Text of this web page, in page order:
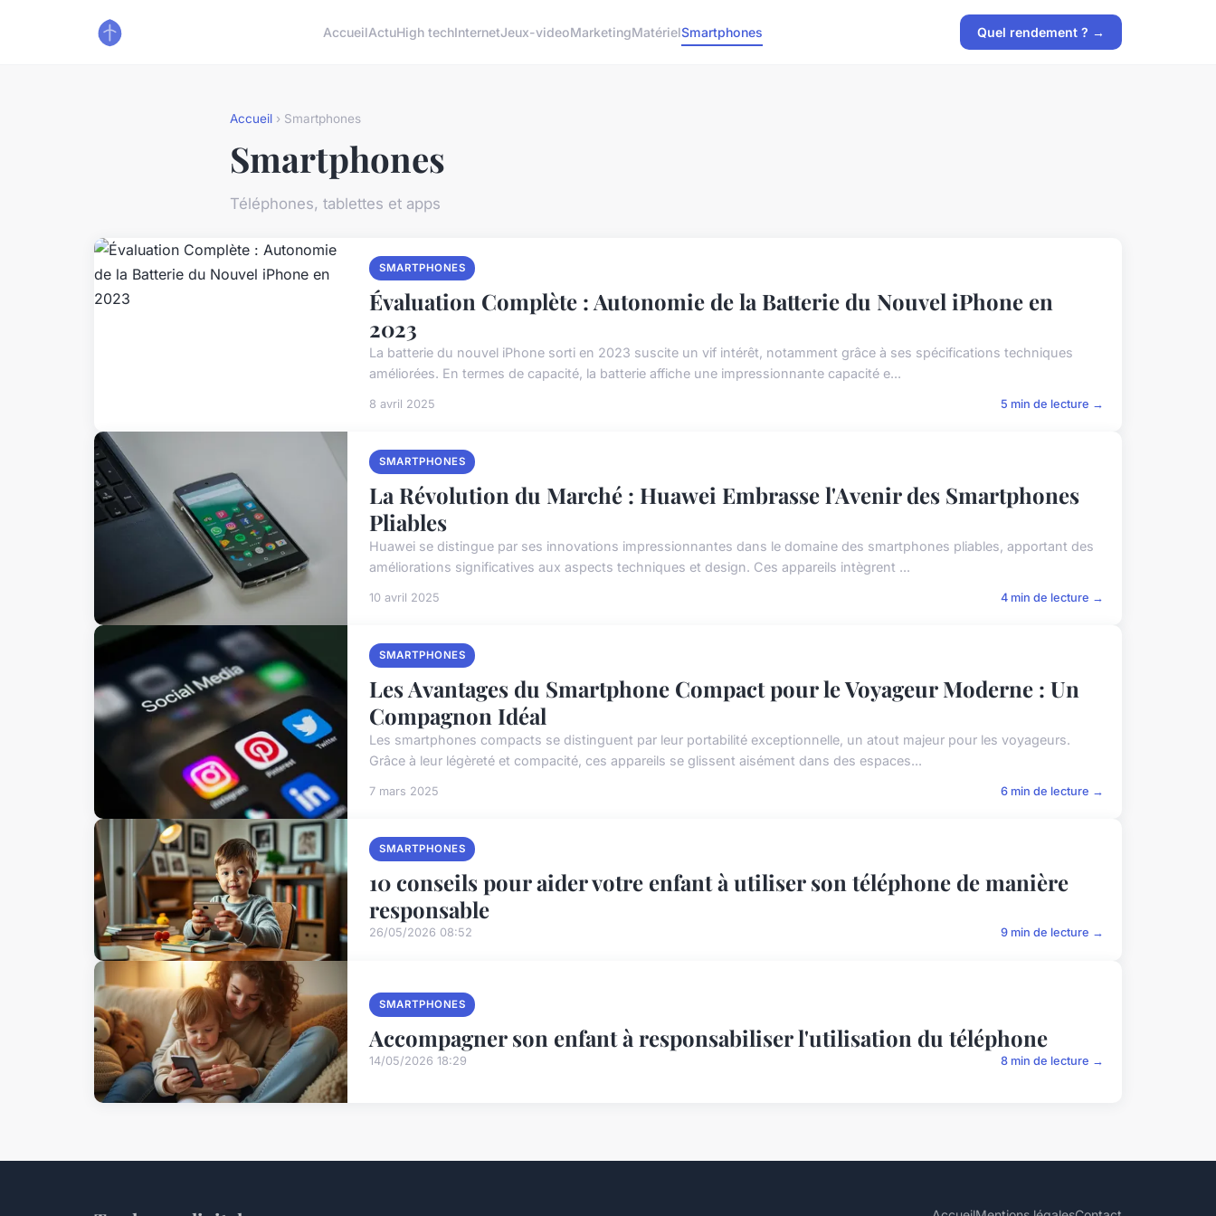
AccueilActuHigh techInternetJeux-videoMarketingMatérielSmartphones Quel rendement ? →
Accueil › Smartphones
Smartphones
Téléphones, tablettes et apps
SMARTPHONES
Évaluation Complète : Autonomie de la Batterie du Nouvel iPhone en
2023
La batterie du nouvel iPhone sorti en 2023 suscite un vif intérêt, notamment grâce à ses spécifications techniques
améliorées. En termes de capacité, la batterie affiche une impressionnante capacité e...
8 avril 2025 5 min de lecture →
SMARTPHONES
La Révolution du Marché : Huawei Embrasse l'Avenir des Smartphones
Pliables
Huawei se distingue par ses innovations impressionnantes dans le domaine des smartphones pliables, apportant des
améliorations significatives aux aspects techniques et design. Ces appareils intègrent ...
10 avril 2025 4 min de lecture →
SMARTPHONES
Les Avantages du Smartphone Compact pour le Voyageur Moderne : Un
Compagnon Idéal
Les smartphones compacts se distinguent par leur portabilité exceptionnelle, un atout majeur pour les voyageurs.
Grâce à leur légèreté et compacité, ces appareils se glissent aisément dans des espaces...
7 mars 2025 6 min de lecture →
SMARTPHONES
10 conseils pour aider votre enfant à utiliser son téléphone de manière
responsable
26/05/2026 08:52 9 min de lecture →
SMARTPHONES
Accompagner son enfant à responsabiliser l'utilisation du téléphone
14/05/2026 18:29 8 min de lecture →